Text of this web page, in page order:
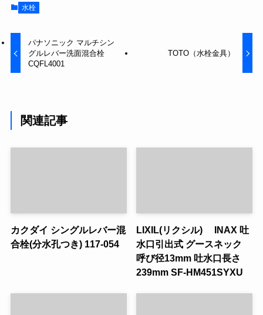
水栓
パナソニック マルチシン
グルレバー洗面混合栓
CQFL4001
TOTO（水栓金具）
関連記事
カクダイ シングルレバー混
合栓(分水孔つき) 117-054
LIXIL(リクシル) INAX 吐
水口引出式 グースネック
呼び径13mm 吐水口長さ
239mm SF-HM451SYXU